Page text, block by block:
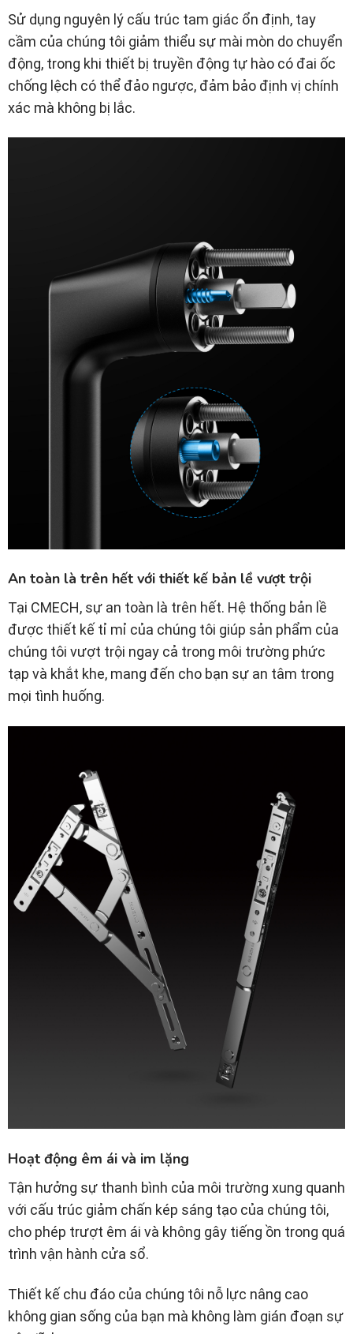
Sử dụng nguyên lý cấu trúc tam giác ổn định, tay
cầm của chúng tôi giảm thiểu sự mài mòn do chuyển
động, trong khi thiết bị truyền động tự hào có đai ốc
chống lệch có thể đảo ngược, đảm bảo định vị chính
xác mà không bị lắc.
An toàn là trên hết với thiết kế bản lề vượt trội
Tại CMECH, sự an toàn là trên hết. Hệ thống bản lề
được thiết kế tỉ mỉ của chúng tôi giúp sản phẩm của
chúng tôi vượt trội ngay cả trong môi trường phức
tạp và khắt khe, mang đến cho bạn sự an tâm trong
mọi tình huống.
Hoạt động êm ái và im lặng
Tận hưởng sự thanh bình của môi trường xung quanh
với cấu trúc giảm chấn kép sáng tạo của chúng tôi,
cho phép trượt êm ái và không gây tiếng ồn trong quá
trình vận hành cửa sổ.
Thiết kế chu đáo của chúng tôi nỗ lực nâng cao
không gian sống của bạn mà không làm gián đoạn sự